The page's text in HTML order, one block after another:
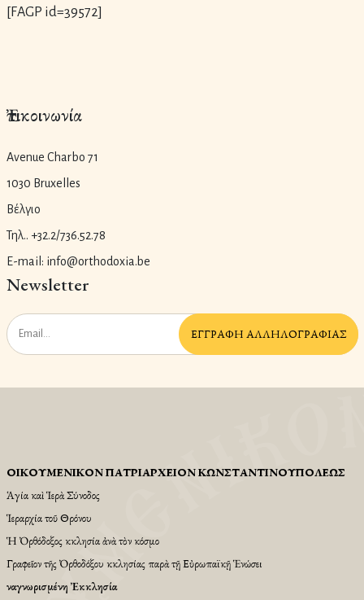
[FAGP id=39572]
Ἐπικοινωνία
Avenue Charbo 71
1030 Bruxelles
Βέλγιο
Τηλ.. +32.2/736.52.78
E-mail: info@orthodoxia.be
Newsletter
ἘΓΓΡΑΦῊ ἈΛΛΗΛΟΓΡΑΦΊΑΣ
ΟἸΚΟΥΜΕΝΙΚῸΝ ΠΑΤΡΙΑΡΧΕΙ͂ΟΝ ΚΩΝΣΤΑΝΤΙΝΟΥΠΌΛΕΩΣ
Ἁγία καὶ Ἱερὰ Σύνοδος
Ἱεραρχία τοῦ Θρόνου
Ἡ Ὀρθόδοξος Ἐκκλησία ἀνὰ τὸν κόσμο
Γραφεῖον τῆς Ὀρθοδόξου Ἐκκλησίας παρὰ τῇ Εὐρωπαϊκῇ Ἑνώσει
Ἀναγνωρισμένη Ἐκκλησία